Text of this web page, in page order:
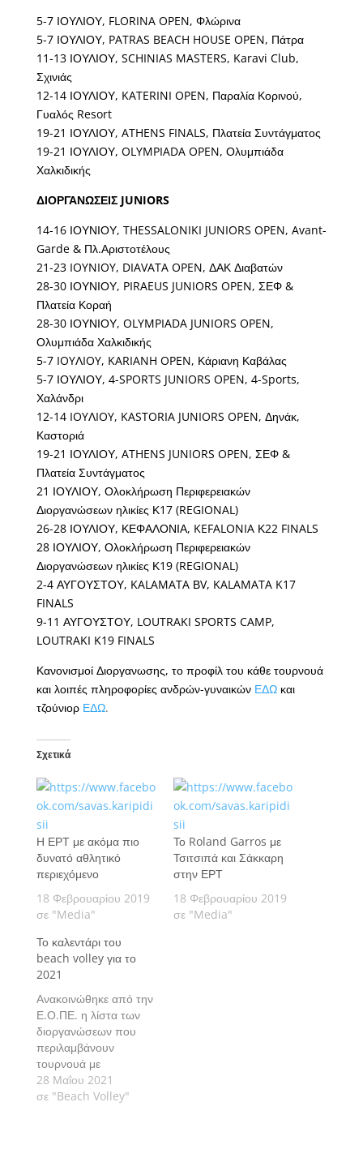
5-7 ΙΟΥΛΙΟΥ, FLORINA OPEN, Φλώρινα
5-7 ΙΟΥΛΙΟΥ, PATRAS BEACH HOUSE OPEN, Πάτρα
11-13 ΙΟΥΛΙΟΥ, SCHINIAS MASTERS, Karavi Club,
Σχινιάς
12-14 ΙΟΥΛΙΟΥ, KATERINI OPEN, Παραλία Κορινού,
Γυαλός Resort
19-21 ΙΟΥΛΙΟΥ, ATHENS FINALS, Πλατεία Συντάγματος
19-21 ΙΟΥΛΙΟΥ, OLYMPIADA OPEN, Ολυμπιάδα
Χαλκιδικής
ΔΙΟΡΓΑΝΩΣΕΙΣ JUNIORS
14-16 ΙΟΥΝΙΟΥ, THESSALONIKI JUNIORS OPEN, Avant-
Garde & Πλ.Αριστοτέλους
21-23 IOYNIOY, DIAVATA OPEN, ΔΑΚ Διαβατών
28-30 ΙΟΥΝΙΟΥ, PIRAEUS JUNIORS OPEN, ΣΕΦ &
Πλατεία Κοραή
28-30 ΙΟΥΝΙΟΥ, OLYMPIADA JUNIORS OPEN,
Ολυμπιάδα Χαλκιδικής
5-7 IOYΛIOY, KARIANH OPEN, Κάριανη Καβάλας
5-7 ΙΟΥΛΙΟΥ, 4-SPORTS JUNIORS OPEN, 4-Sports,
Χαλάνδρι
12-14 IOYΛIOY, KASTORIA JUNIORS OPEN, Δηνάκ,
Καστοριά
19-21 ΙΟΥΛΙΟΥ, ATHENS JUNIORS OPEN, ΣΕΦ &
Πλατεία Συντάγματος
21 ΙΟΥΛΙΟΥ, Ολοκλήρωση Περιφερειακών
Διοργανώσεων ηλικίες Κ17 (REGIONAL)
26-28 ΙΟΥΛΙΟΥ, ΚΕΦΑΛΟΝΙΑ, KEFALONIA Κ22 FINALS
28 ΙΟΥΛΙΟΥ, Ολοκλήρωση Περιφερειακών
Διοργανώσεων ηλικίες Κ19 (REGIONAL)
2-4 ΑΥΓΟΥΣΤΟΥ, KALAMATA ΒV, KALAMATA K17
FINALS
9-11 ΑΥΓΟΥΣΤΟΥ, LOUTRAKI SPORTS CAMP,
LOUTRAKI K19 FINALS
Κανονισμοί Διοργανωσης, το προφίλ του κάθε τουρνουά
και λοιπές πληροφορίες ανδρών-γυναικών ΕΔΩ και
τζούνιορ ΕΔΩ.
Σχετικά
Η ΕΡΤ με ακόμα πιο
δυνατό αθλητικό
περιεχόμενο
18 Φεβρουαρίου 2019
σε "Media"
Το Roland Garros με
Τσιτσιπά και Σάκκαρη
στην ΕΡΤ
18 Φεβρουαρίου 2019
σε "Media"
Το καλεντάρι του
beach volley για το
2021
Ανακοινώθηκε από την
Ε.Ο.ΠΕ. η λίστα των
διοργανώσεων που
περιλαμβάνουν
τουρνουά με
συντελεστή
βαθμολογίας στα
28 Μαΐου 2021
σε "Beach Volley"